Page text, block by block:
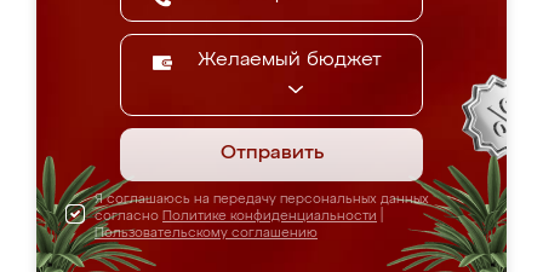
Желаемый бюджет
Отправить
Я соглашаюсь на передачу персональных данных
согласно Политике конфиденциальности
Пользовательскому соглашению